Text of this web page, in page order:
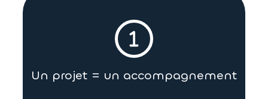
Un projet = un accompagnement